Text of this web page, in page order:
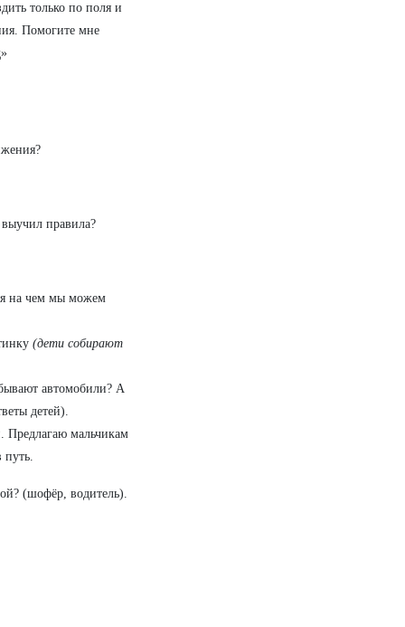
только по поля и
Помогите мне
правила?
на чем мы можем
(дети собирают
автомобили? А
детей).
Предлагаю мальчикам
путь.
(шофёр, водитель).